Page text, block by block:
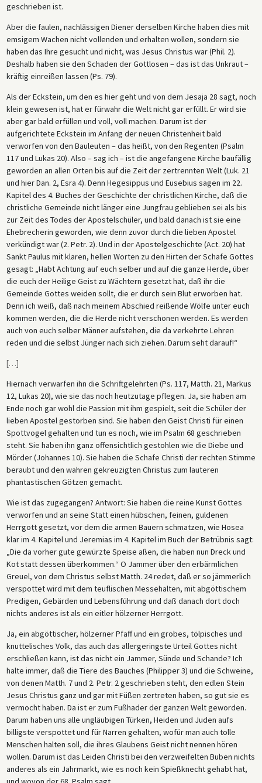
geschrieben ist.
Aber die faulen, nachlässigen Diener derselben Kirche haben dies mit
emsigem Wachen nicht vollenden und erhalten wollen, sondern sie
haben das Ihre gesucht und nicht, was Jesus Christus war (Phil. 2).
Deshalb haben sie den Schaden der Gottlosen – das ist das Unkraut –
kräftig einreißen lassen (Ps. 79).
Als der Eckstein, um den es hier geht und von dem Jesaja 28 sagt, noch
klein gewesen ist, hat er fürwahr die Welt nicht gar erfüllt. Er wird sie
aber gar bald erfüllen und voll, voll machen. Darum ist der
aufgerichtete Eckstein im Anfang der neuen Christenheit bald
verworfen von den Bauleuten – das heißt, von den Regenten (Psalm
117 und Lukas 20). Also – sag ich – ist die angefangene Kirche baufällig
geworden an allen Orten bis auf die Zeit der zertrennten Welt (Luk. 21
und hier Dan. 2, Esra 4). Denn Hegesippus und Eusebius sagen im 22.
Kapitel des 4. Buches der Geschichte der christlichen Kirche, daß die
christliche Gemeinde nicht länger eine Jungfrau geblieben sei als bis
zur Zeit des Todes der Apostelschüler, und bald danach ist sie eine
Ehebrecherin geworden, wie denn zuvor durch die lieben Apostel
verkündigt war (2. Petr. 2). Und in der Apostelgeschichte (Act. 20) hat
Sankt Paulus mit klaren, hellen Worten zu den Hirten der Schafe Gottes
gesagt: „Habt Achtung auf euch selber und auf die ganze Herde, über
die euch der Heilige Geist zu Wächtern gesetzt hat, daß ihr die
Gemeinde Gottes weiden sollt, die er durch sein Blut erworben hat.
Denn ich weiß, daß nach meinem Abschied reißende Wölfe unter euch
kommen werden, die die Herde nicht verschonen werden. Es werden
auch von euch selber Männer aufstehen, die da verkehrte Lehren
reden und die selbst Jünger nach sich ziehen. Darum seht darauf!“
[…]
Hiernach verwarfen ihn die Schriftgelehrten (Ps. 117, Matth. 21, Markus
12, Lukas 20), wie sie das noch heutzutage pflegen. Ja, sie haben am
Ende noch gar wohl die Passion mit ihm gespielt, seit die Schüler der
lieben Apostel gestorben sind. Sie haben den Geist Christi für einen
Spottvogel gehalten und tun es noch, wie im Psalm 68 geschrieben
steht. Sie haben ihn ganz offensichtlich gestohlen wie die Diebe und
Mörder (Johannes 10). Sie haben die Schafe Christi der rechten Stimme
beraubt und den wahren gekreuzigten Christus zum lauteren
phantastischen Götzen gemacht.
Wie ist das zugegangen? Antwort: Sie haben die reine Kunst Gottes
verworfen und an seine Statt einen hübschen, feinen, guldenen
Herrgott gesetzt, vor dem die armen Bauern schmatzen, wie Hosea
klar im 4. Kapitel und Jeremias im 4. Kapitel im Buch der Betrübnis sagt:
„Die da vorher gute gewürzte Speise aßen, die haben nun Dreck und
Kot statt dessen überkommen.“ O Jammer über den erbärmlichen
Greuel, von dem Christus selbst Matth. 24 redet, daß er so jämmerlich
verspottet wird mit dem teuflischen Messehalten, mit abgöttischem
Predigen, Gebärden und Lebensführung und daß danach dort doch
nichts anderes ist als ein eitler hölzerner Herrgott.
Ja, ein abgöttischer, hölzerner Pfaff und ein grobes, tölpisches und
knuttelisches Volk, das auch das allergeringste Urteil Gottes nicht
erschließen kann, ist das nicht ein Jammer, Sünde und Schande? Ich
halte immer, daß die Tiere des Bauches (Philipper 3) und die Schweine,
von denen Matth. 7 und 2. Petr. 2 geschrieben steht, den edlen Stein
Jesus Christus ganz und gar mit Füßen zertreten haben, so gut sie es
vermocht haben. Da ist er zum Fußhader der ganzen Welt geworden.
Darum haben uns alle ungläubigen Türken, Heiden und Juden aufs
billigste verspottet und für Narren gehalten, wofür man auch tolle
Menschen halten soll, die ihres Glaubens Geist nicht nennen hören
wollen. Darum ist das Leiden Christi bei den verzweifelten Buben nichts
anderes als ein Jahrmarkt, wie es noch kein Spießknecht gehabt hat,